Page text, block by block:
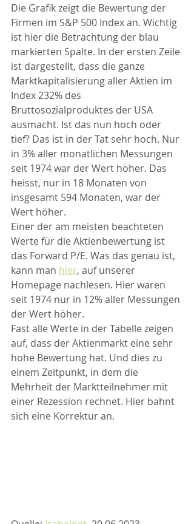
Die Grafik zeigt die Bewertung der
Firmen im S&P 500 Index an. Wichtig
ist hier die Betrachtung der blau
markierten Spalte. In der ersten Zeile
ist dargestellt, dass die ganze
Marktkapitalisierung aller Aktien im
Index 232% des
Bruttosozialproduktes der USA
ausmacht. Ist das nun hoch oder
tief? Das ist in der Tat sehr hoch. Nur
in 3% aller monatlichen Messungen
seit 1974 war der Wert höher. Das
heisst, nur in 18 Monaten von
insgesamt 594 Monaten, war der
Wert höher.
Einer der am meisten beachteten
Werte für die Aktienbewertung ist
das Forward P/E. Was das genau ist,
kann man hier, auf unserer
Homepage nachlesen. Hier waren
seit 1974 nur in 12% aller Messungen
der Wert höher.
Fast alle Werte in der Tabelle zeigen
auf, dass der Aktienmarkt eine sehr
hohe Bewertung hat. Und dies zu
einem Zeitpunkt, in dem die
Mehrheit der Marktteilnehmer mit
einer Rezession rechnet. Hier bahnt
sich eine Korrektur an.